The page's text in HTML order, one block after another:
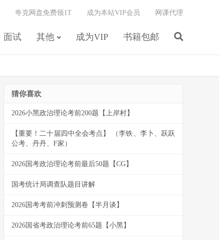
面试 其他 成为VIP 书籍包邮
夸克网盘免费领1T 成为本站VIP会员 网课代理
猜你喜欢
2026小黑政治理论考前200题【上岸村】
【重要！二十届四中全会考点】 （李铁、李卜、跃跃
公考、丹丹、F家）
2026国考政治理论考前最后50题【CG】
国考统计局调查队题目讲解
2026国考考前冲刺预测卷【半月谈】
2026国省考政治理论考前65题【小黑】